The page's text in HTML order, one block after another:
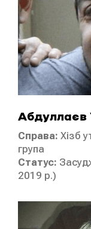
Абдуллаєв
Справа: Хізб
група
Статус:
2019 р.)